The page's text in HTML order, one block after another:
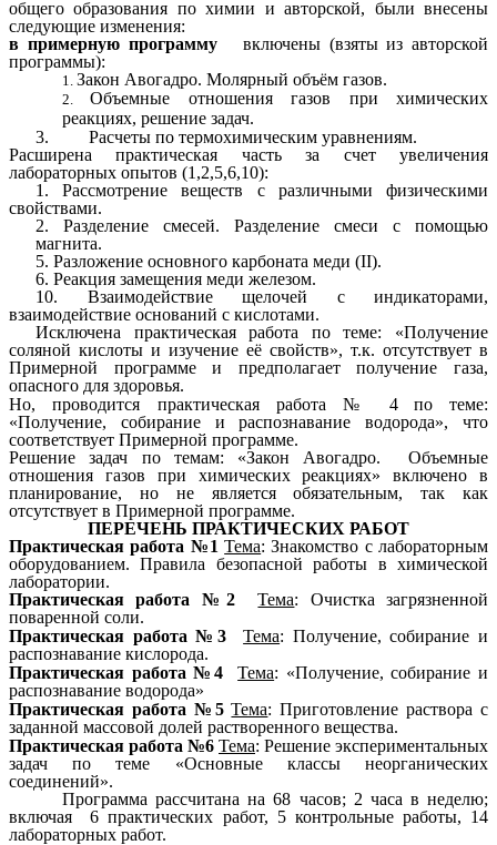
общего образования по химии и авторской, были внесены
следующие изменения:
в примерную программу включены (взяты из авторской
программы):
Закон Авогадро. Молярный объём газов.
Объемные отношения газов при химических
реакциях, решение задач.
3. Расчеты по термохимическим уравнениям.
Расширена практическая часть за счет увеличения
лабораторных опытов (1,2,5,6,10):
1. Рассмотрение веществ с различными физическими
свойствами.
2. Разделение смесей. Разделение смеси с помощью
магнита.
5. Разложение основного карбоната меди (II).
6. Реакция замещения меди железом.
10. Взаимодействие щелочей с индикаторами,
взаимодействие оснований с кислотами.
Исключена практическая работа по теме: «Получение
соляной кислоты и изучение её свойств», т.к. отсутствует в
Примерной программе и предполагает получение газа,
опасного для здоровья.
Но, проводится практическая работа № 4
по теме:
«Получение, собирание и распознавание водорода», что
соответствует Примерной программе.
Решение задач по темам: «Закон Авогадро. Объемные
отношения газов при химических реакциях» включено в
планирование, но не является обязательным, так как
отсутствует в Примерной программе.
ПЕРЕЧЕНЬ ПРАКТИЧЕСКИХ РАБОТ
Практическая работа №1Тема: Знакомство с лабораторным
оборудованием. Правила безопасной работы в химической
лаборатории.
Практическая работа №2Тема: Очистка загрязненной
поваренной соли.
Практическая работа №3Тема: Получение, собирание и
распознавание кислорода.
Практическая работа №4Тема: «Получение, собирание и
распознавание водорода»
Практическая работа №5Тема: Приготовление раствора с
заданной массовой долей растворенного вещества.
Практическая работа №6 Тема: Решение экспериментальных
задач по теме «Основные классы неорганических
соединений».
Программа рассчитана на 68 часов; 2 часа в неделю;
включая 6 практических работ, 5 контрольные работы, 14
лабораторных работ.